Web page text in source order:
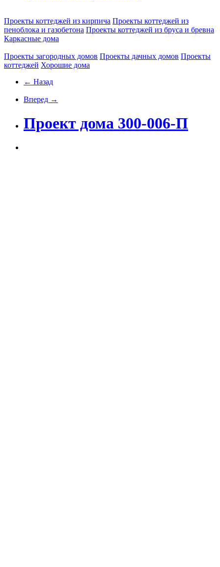
Проекты коттеджей из кирпича Проекты коттеджей из
пеноблока и газобетона Проекты коттеджей из бруса и бревна
Каркасные дома
Проекты загородных домов Проекты дачных домов Проекты
коттеджей Хорошие дома
← Назад
Вперед →
Проект дома 300-006-П